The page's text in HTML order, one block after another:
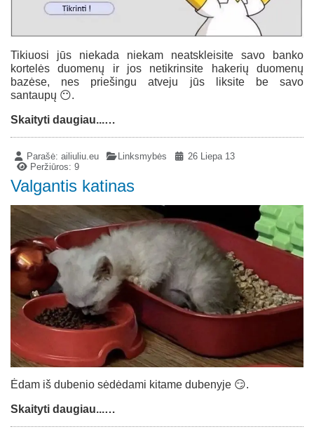
Tikiuosi jūs niekada niekam neatskleisite savo banko
kortelės duomenų ir jos netikrinsite hakerių duomenų
bazėse, nes priešingu atveju jūs liksite be savo
santaupų 😶.
Skaityti daugiau...…
Parašė:ailiuliu.eu Linksmybės
26 Liepa 13
Peržiūros: 9
Valgantis katinas
Ėdam iš dubenio sėdėdami kitame dubenyje 😏.
Skaityti daugiau...…